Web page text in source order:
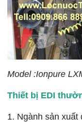
Model :Ionpure
Thiết bị EDI
1. Ngành sản